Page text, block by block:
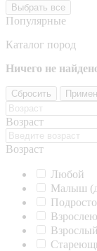
Выбрать все
Популярные
Каталог пород
Ничего не
Сбросить
Возраст
Возраст
Любой
Малыш